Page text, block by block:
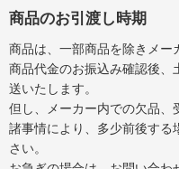
商品のお引渡し時期
商品は、一部商品を除きメー
商品代金のお振込み確認後
送いたします。
但し、メーカー内での欠品、
諸事情により、多少前後する
さい。